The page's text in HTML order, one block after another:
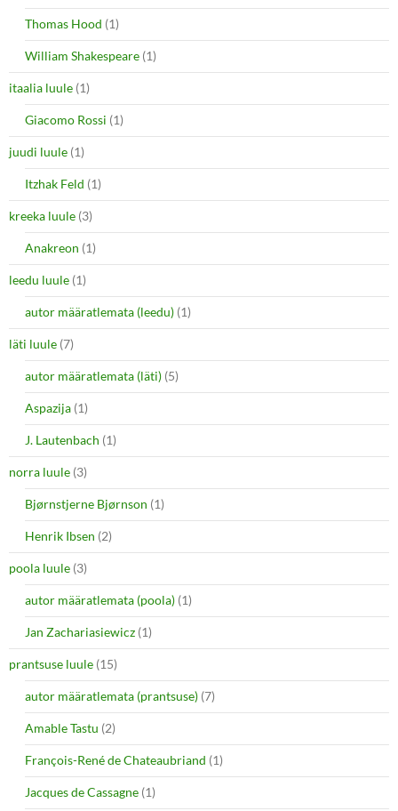
Thomas Hood (1)
William Shakespeare (1)
itaalia luule (1)
Giacomo Rossi (1)
juudi luule (1)
Itzhak Feld (1)
kreeka luule (3)
Anakreon (1)
leedu luule (1)
autor määratlemata (leedu) (1)
läti luule (7)
autor määratlemata (läti) (5)
Aspazija (1)
J. Lautenbach (1)
norra luule (3)
Bjørnstjerne Bjørnson (1)
Henrik Ibsen (2)
poola luule (3)
autor määratlemata (poola) (1)
Jan Zachariasiewicz (1)
prantsuse luule (15)
autor määratlemata (prantsuse) (7)
Amable Tastu (2)
François-René de Chateaubriand (1)
Jacques de Cassagne (1)